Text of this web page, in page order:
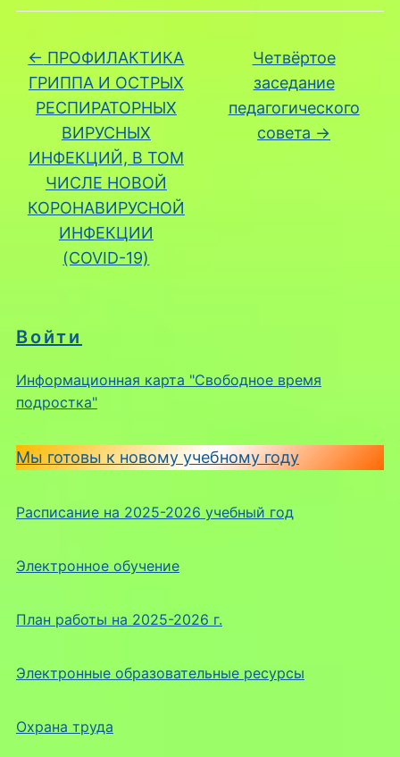
Войти
Информационная карта "Свободное время
подростка"
Мы готовы к новому учебному году
Расписание на 2025-2026 учебный год
Электронное обучение
План работы на 2025-2026 г.
Электронные образовательные ресурсы
Охрана труда
← ПРОФИЛАКТИКА
ГРИППА И ОСТРЫХ
РЕСПИРАТОРНЫХ
ВИРУСНЫХ
ИНФЕКЦИЙ, В ТОМ
ЧИСЛЕ НОВОЙ
КОРОНАВИРУСНОЙ
ИНФЕКЦИИ
(COVID-19)
Четвёртое
заседание
педагогического
совета →